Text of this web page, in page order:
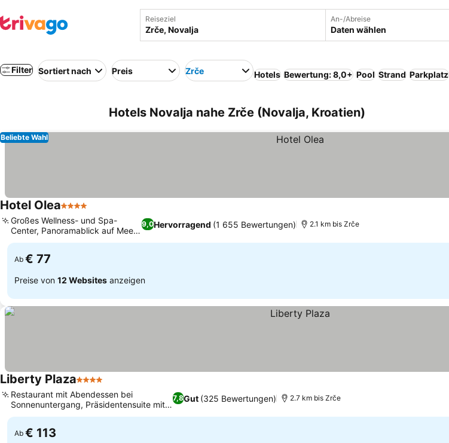
Reiseziel An-/Abreise
Daten wählen
Filter Sortiert nach Preis Zrče Hotels Bewertung: 8,0+ Pool Strand Parkplatz
Hotels Novalja nahe Zrče (Novalja, Kroatien)
Beliebte Wahl
Hotel Olea4 Sterne
9,0Hervorragend (1 655 Bewertungen)
Großes Wellness- und Spa-
Center, Panoramablick auf Meer
und Berge
2.1 km bis Zrče
Ab € 77
Preise von 12 Websites anzeigen
Liberty Plaza4 Sterne
7,8Gut (325 Bewertungen)
Restaurant mit Abendessen bei
Sonnenuntergang, Präsidentensuite mit
Whirlpool
2.7 km bis Zrče
Ab € 113